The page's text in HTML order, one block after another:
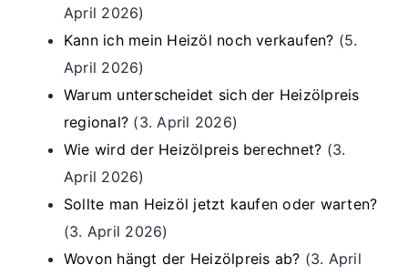
April 2026)
Kann ich mein Heizöl noch verkaufen? (5.
April 2026)
Warum unterscheidet sich der Heizölpreis
regional? (3. April 2026)
Wie wird der Heizölpreis berechnet? (3.
April 2026)
Sollte man Heizöl jetzt kaufen oder warten?
(3. April 2026)
Wovon hängt der Heizölpreis ab? (3. April